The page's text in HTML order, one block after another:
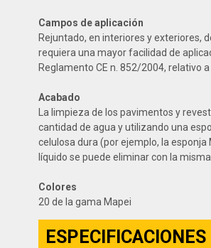
Campos de aplicación
Rejuntado, en interiores y exteriores,
requiera una mayor facilidad de
Reglamento CE n. 852/2004, relativo
Acabado
La limpieza de los pavimentos y
cantidad de agua y utilizando una
celulosa dura (por ejemplo, la
líquido se puede eliminar con la
Colores
20 de la gama Mapei
ESPECIFICACIONES